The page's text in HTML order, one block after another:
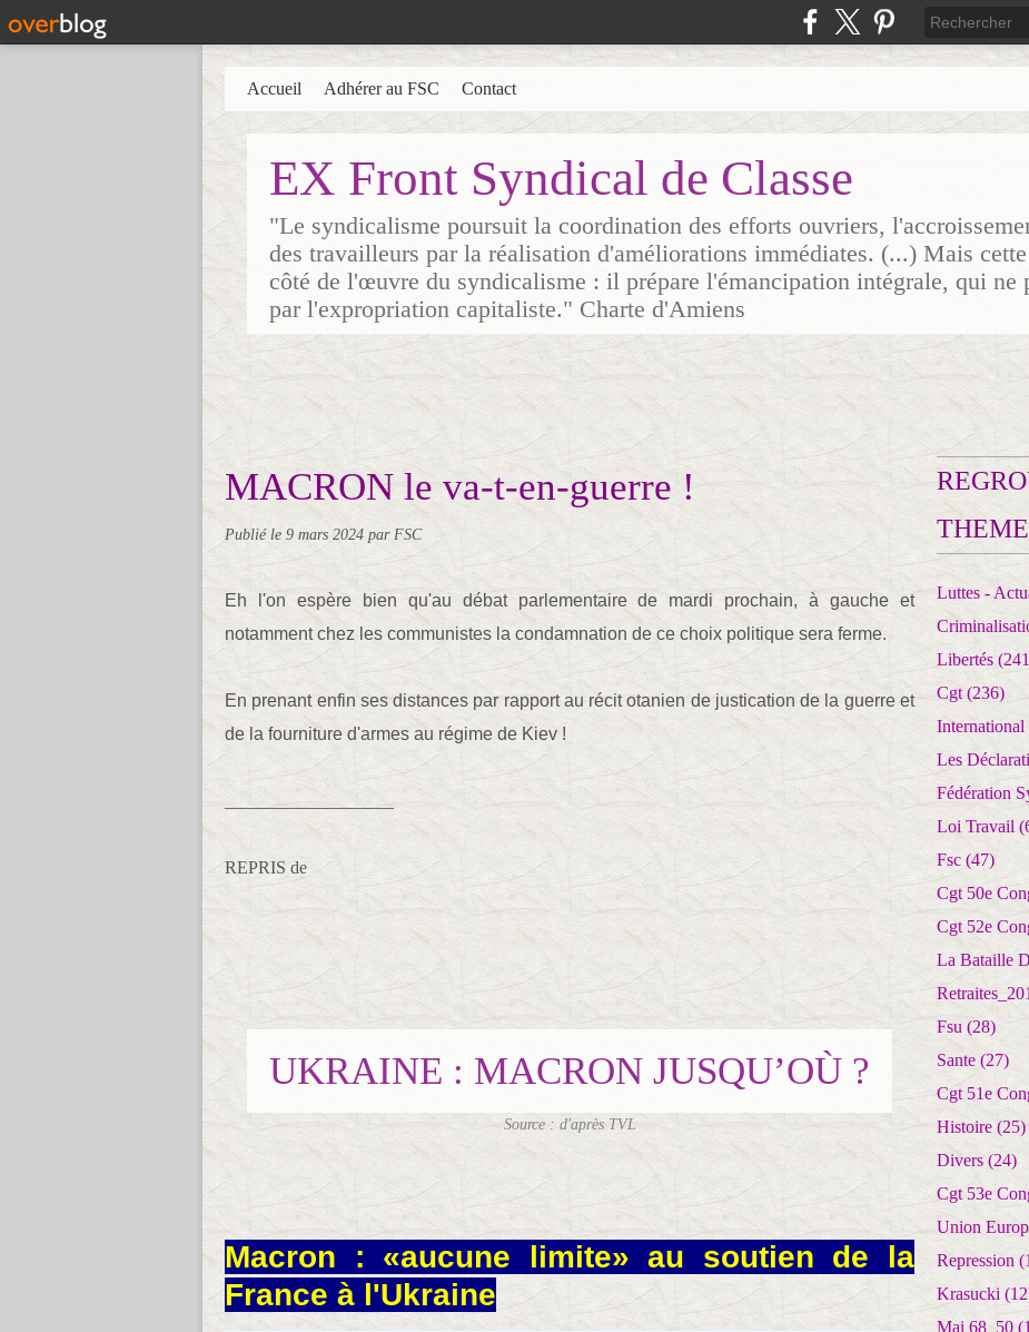
EX Front Syndical de Classe
"Le syndicalisme poursuit la coordination des efforts ouvriers,
des travailleurs par la réalisation d'améliorations immédiates. (...) Mais
côté de l'œuvre du syndicalisme : il prépare l'émancipation intégrale, qui ne
par l'expropriation capitaliste." Charte d'Amiens
Accueil Adhérer au FSC Contact
MACRON le va-t-en-guerre !
Publié le 9 mars 2024 par FSC
Eh l'on espère bien qu'au débat parlementaire de mardi prochain, à gauche et
notamment chez les communistes la condamnation de ce choix politique sera ferme.
En prenant enfin ses distances par rapport au récit otanien de justication de la guerre et
de la fourniture d'armes au régime de Kiev !
___________________
REPRIS de
UKRAINE : MACRON JUSQU’OÙ ?
Source : d'après TVL
Macron : «aucune limite» au soutien de la
France à l'Ukraine
Luttes -
Libertés
Cgt (236)
International
Les
Fédération
Loi Travail
Fsc (47)
Cgt 50e
Cgt 52e
La Bataille
Fsu (28)
Sante (27)
Cgt 51e
Histoire (25)
Divers (24)
Cgt 53e
Union
Repression
Krasucki
Mai 68_50